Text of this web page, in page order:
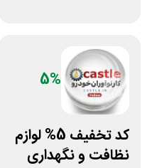
5%
کد تخفیف 5% لوازم
نظافت و نگهداری